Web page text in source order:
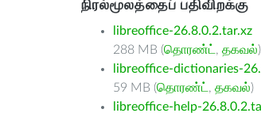
நிரல்மூலத்தைப் பதிவிறக்கு
libreoffice-26.8.0.2.tar.xz
288 MB (தொரண்ட் , தகவல்)
libreoffice-dictionaries-
59 MB (தொரண்ட் , தகவல்)
libreoffice-help-